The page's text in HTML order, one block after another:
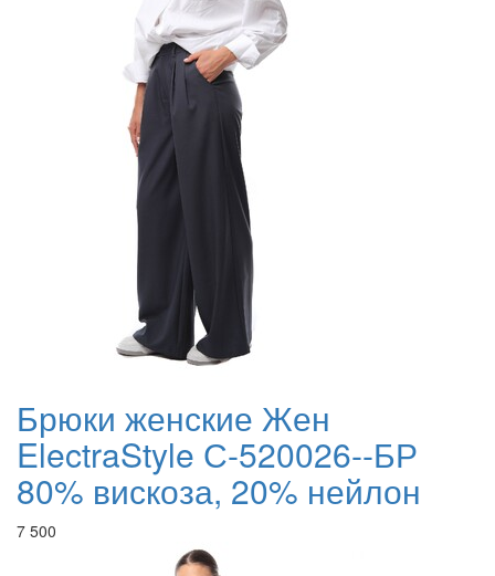
Брюки женские Жен
ElectraStyle С-520026--БР
80% вискоза, 20% нейлон
7 500